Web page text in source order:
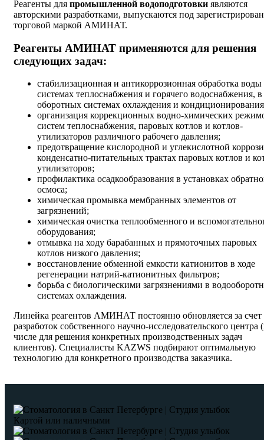
Реагенты для промышленной водоподготовки являются
авторскими разработками, выпускаются под
торговой маркой АМИНАТ.
Реагенты АМИНАТ применяются для решения
следующих задач:
стабилизационная и антикоррозионная обработка воды
системах теплоснабжения и горячего водоснабжения, в
оборотных системах охлаждения и
организация коррекционных водно-химических
систем теплоснабжения, паровых котлов и котлов-
утилизаторов различного рабочего давления;
предотвращение кислородной и углекислотной
конденсатно-питательных трактах паровых котлов и
утилизаторов;
профилактика осадкообразования в установках
осмоса;
химическая промывка мембранных элементов от
загрязнений;
химическая очистка теплообменного и
оборудования;
отмывка на ходу барабанных и прямоточных паровых
котлов низкого давления;
восстановление обменной емкости катионитов в ходе
регенерации натрий-катионитных фильтров;
борьба с биологическими загрязнениями в
системах охлаждения.
Линейка реагентов АМИНАТ постоянно обновляется за счет
разработок собственного научно-исследовательского центра
числе для решения конкретных производственных задач
клиентов). Специалисты KAZWS подбирают оптимальную
технологию для конкретного производства заказчика.
Картой или наличными